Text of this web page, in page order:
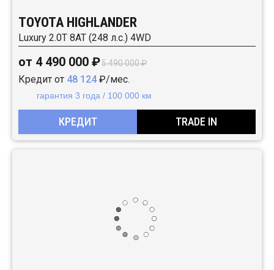
TOYOTA HIGHLANDER
Luxury 2.0T 8AT (248 л.с.) 4WD
от 4 490 000 ₽5 490 000 ₽
Кредит от 48 124₽/мес.
гарантия 3 года / 100 000 км
КРЕДИТ TRADE IN